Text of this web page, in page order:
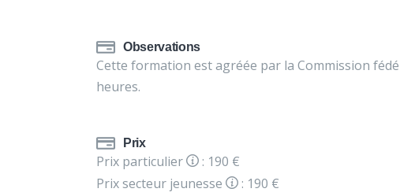
Observations
Cette formation est agréée par la Commission
heures.
Prix
Prix particulier
: 190 €
Prix secteur jeunesse
: 190 €